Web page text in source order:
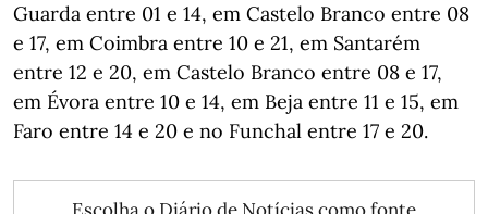
Guarda entre 01 e 14, em Castelo Branco entre 08
e 17, em Coimbra entre 10 e 21, em Santarém
entre 12 e 20, em Castelo Branco entre 08 e 17,
em Évora entre 10 e 14, em Beja entre 11 e 15, em
Faro entre 14 e 20 e no Funchal entre 17 e 20.